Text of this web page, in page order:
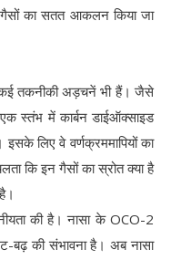
गैसों का सतत आकलन किया जा
कई तकनीकी अड़चनें भी हैं। जैसे
स्तंभ में कार्बन डाईऑक्साइड
लिए वे वर्णक्रममापियों का
कि इन गैसों का स्रोत क्या है
की है। नासा के OCO-2
की संभावना है। अब नासा